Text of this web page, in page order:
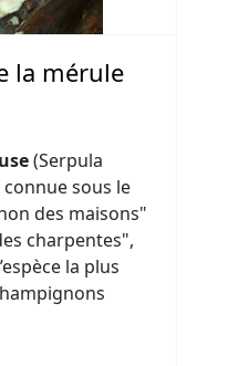
la mérule
(Serpula
sous le
des maisons"
charpentes",
la plus